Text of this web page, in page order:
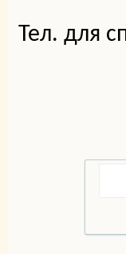
Тел. для